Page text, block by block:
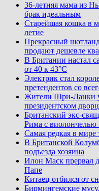
36-летняя мама из
брак идеальным
Старейшая кошка в
летие
Прекрасный
продают дешевле
В Британии настал
от 40 к 43°C
Электрик стал
претендентов со
Жители Шри-Ланки
президентском
Британский экс-
Рима с виолончелью
Самая редкая в мире
В Британской
подъезда хозяина
Илон Маск прервал
Папе
Китаец отбился от
Бирмингемские